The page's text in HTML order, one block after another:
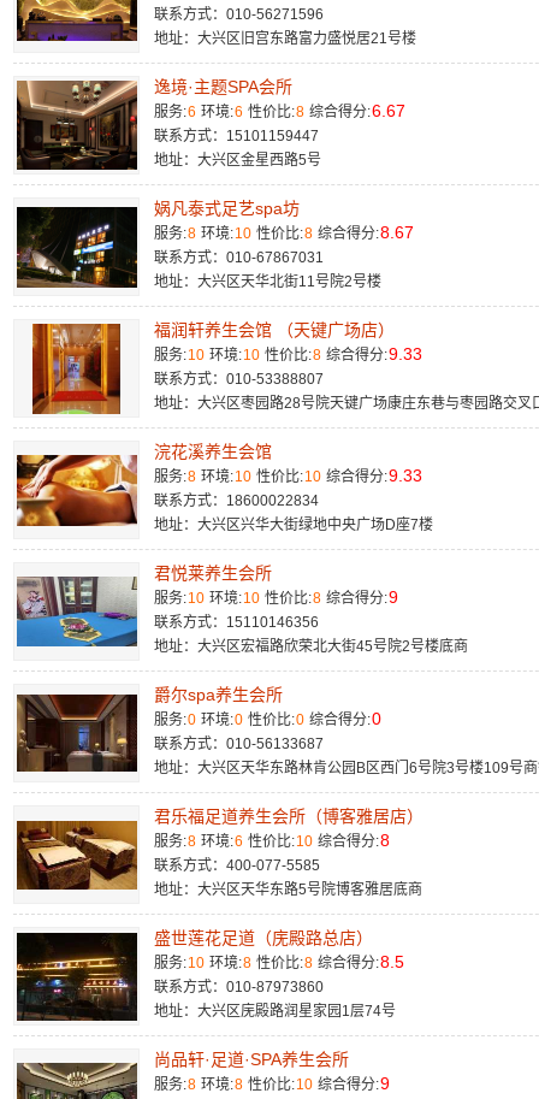
联系方式：010-56271596
地址：大兴区旧宫东路富力盛悦居21号楼​
逸境·主题SPA会所
服务:6 环境:6 性价比:8 综合得分:6.67
联系方式：15101159447
地址：大兴区金星西路5号​
娲凡泰式足艺spa坊
服务:8 环境:10 性价比:8 综合得分:8.67
联系方式：010-67867031
地址：大兴区天华北街11号院2号楼​
福润轩养生会馆 （天键广场店）
服务:10 环境:10 性价比:8 综合得分:9.33
联系方式：010-53388807
地址：大兴区枣园路28号院天键广场康庄东巷与枣园路交叉
浣花溪养生会馆
服务:8 环境:10 性价比:10 综合得分:9.33
联系方式：18600022834
地址：大兴区兴华大街绿地中央广场D座7楼​
君悦莱养生会所
服务:10 环境:10 性价比:8 综合得分:9
联系方式：15110146356
地址：大兴区宏福路欣荣北大街45号院2号楼底商
爵尔spa养生会所
服务:0 环境:0 性价比:0 综合得分:0
联系方式：010-56133687
地址：大兴区天华东路林肯公园B区西门6号院3号楼109号
君乐福足道养生会所（博客雅居店）
服务:8 环境:6 性价比:10 综合得分:8
联系方式：400-077-5585
地址：大兴区天华东路5号院博客雅居底商
盛世莲花足道（庑殿路总店）
服务:10 环境:8 性价比:8 综合得分:8.5
联系方式：010-87973860
地址：大兴区庑殿路润星家园1层74号
尚品轩·足道·SPA养生会所
服务:8 环境:8 性价比:10 综合得分:9